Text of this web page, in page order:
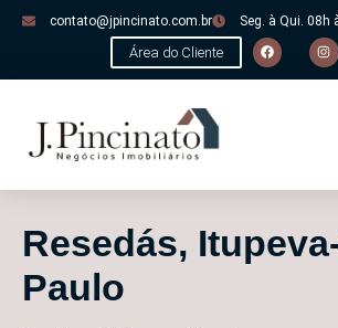
contato@jpincinato.com.br Seg. à Qui. 08h
Área do Cliente
Resedás,
Paulo